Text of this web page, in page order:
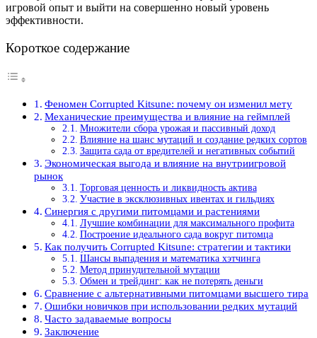
игровой опыт и выйти на совершенно новый уровень
эффективности.
Короткое содержание
Феномен Corrupted Kitsune: почему он изменил мету
Механические преимущества и влияние на геймплей
Множители сбора урожая и пассивный доход
Влияние на шанс мутаций и создание редких сортов
Защита сада от вредителей и негативных событий
Экономическая выгода и влияние на внутриигровой
рынок
Торговая ценность и ликвидность актива
Участие в эксклюзивных ивентах и гильдиях
Синергия с другими питомцами и растениями
Лучшие комбинации для максимального профита
Построение идеального сада вокруг питомца
Как получить Corrupted Kitsune: стратегии и тактики
Шансы выпадения и математика хэтчинга
Метод принудительной мутации
Обмен и трейдинг: как не потерять деньги
Сравнение с альтернативными питомцами высшего тира
Ошибки новичков при использовании редких мутаций
Часто задаваемые вопросы
Заключение